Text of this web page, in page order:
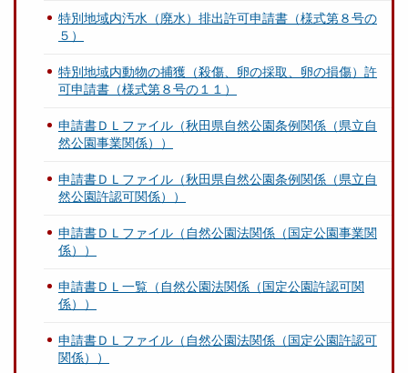
特別地域内汚水（廃水）排出許可申請書（様式第８号の
５）
特別地域内動物の捕獲（殺傷、卵の採取、卵の損傷）許
可申請書（様式第８号の１１）
申請書ＤＬファイル（秋田県自然公園条例関係（県立自
然公園事業関係））
申請書ＤＬファイル（秋田県自然公園条例関係（県立自
然公園許認可関係））
申請書ＤＬファイル（自然公園法関係（国定公園事業関
係））
申請書ＤＬ一覧（自然公園法関係（国定公園許認可関
係））
申請書ＤＬファイル（自然公園法関係（国定公園許認可
関係））